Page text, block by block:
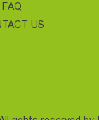
FAQ
US